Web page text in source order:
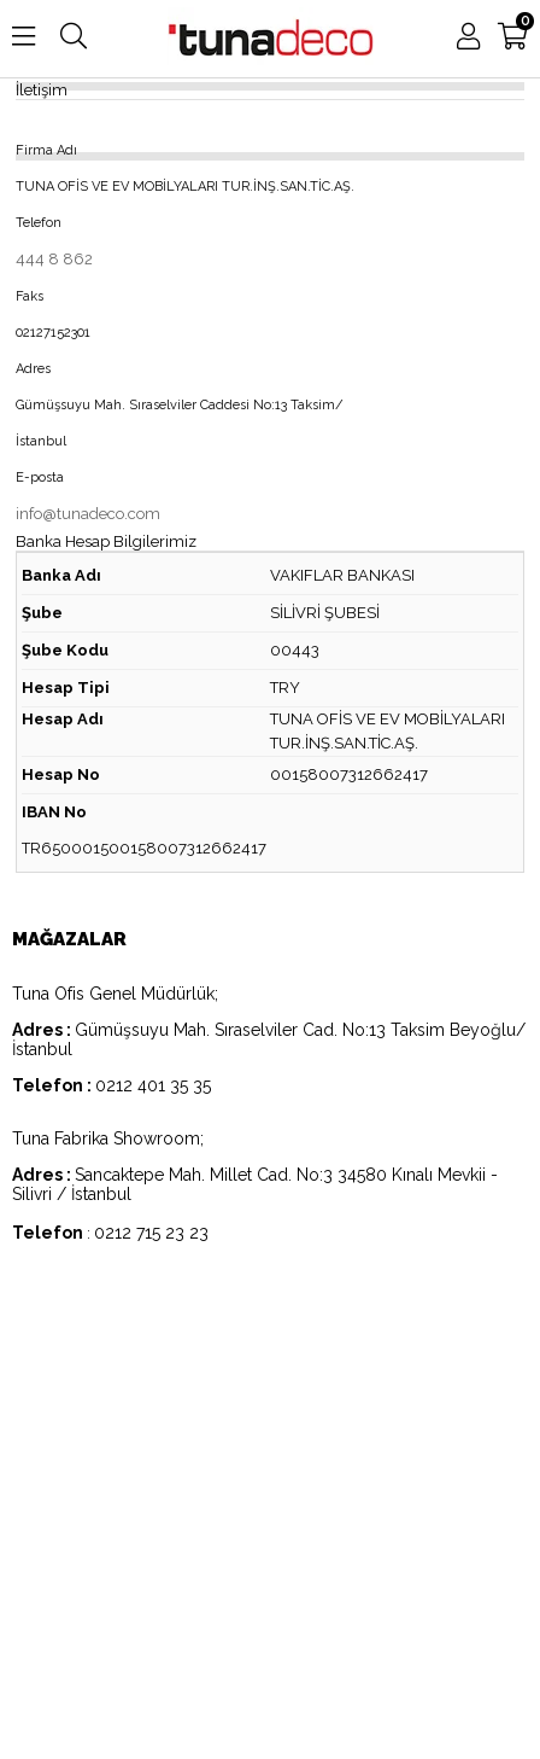
Üye Girişi Üye Ol
0
İletişim
Firma Adı
TUNA OFİS VE EV MOBİLYALARI TUR.İNŞ.SAN.TİC.AŞ.
Telefon
444 8 862
Faks
02127152301
Adres
Gümüşsuyu Mah. Sıraselviler Caddesi No:13 Taksim/
İstanbul
E-posta
info@tunadeco.com
Banka Hesap Bilgilerimiz
Banka Adı
VAKIFLAR BANKASI
Şube SİLİVRİ ŞUBESİ
Şube Kodu 00443
Hesap Tipi
TRY
Hesap Adı
TUNA OFİS VE EV MOBİLYALARI
TUR.İNŞ.SAN.TİC.AŞ.
Hesap No
00158007312662417
IBAN No
TR650001500158007312662417
MAĞAZALAR
Tuna Ofis Genel Müdürlük;
Adres : Gümüşsuyu Mah. Sıraselviler Cad. No:13 Taksim Beyoğlu/
İstanbul
Telefon : 0212 401 35 35
Tuna Fabrika Showroom;
Adres : Sancaktepe Mah. Millet Cad. No:3 34580 Kınalı Mevkii -
Silivri / İstanbul
Telefon : 0212 715 23 23